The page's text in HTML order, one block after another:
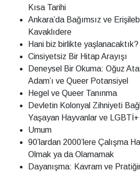
Kısa Tarihi
Ankara’da Bağımsız ve
Kavaklıdere
Hani biz birlikte yaşlanacaktık?
Cinsiyetsiz Bir Hitap Arayışı
Deneysel Bir Okuma: Oğuz
Adam’ı ve Queer Potansiyel
Hegel ve Queer Tanınma
Devletin Kolonyal Zihniyeti
Yaşayan Hayvanlar ve
Umum
90’lardan 2000’lere Çalışma
Olmak ya da Olamamak
Dayanışma: Kavram ve